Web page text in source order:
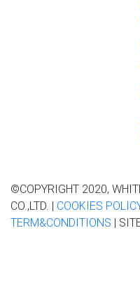
©COPYRIGHT 2020,
CO.,LTD. | COOKIES
TERM&CONDITIONS |